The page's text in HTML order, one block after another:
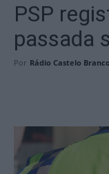
PSP
passada
Por Rádio Castelo Branco